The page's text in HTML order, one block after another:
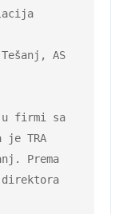
Tešanj, AS
firmi sa
je TRA
Prema